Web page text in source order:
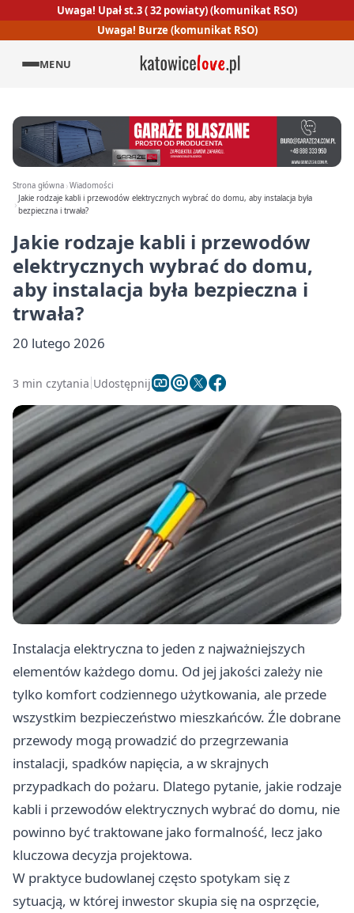
Uwaga! Upał st.3 ( 32 powiaty) (komunikat RSO)
Uwaga! Burze (komunikat RSO)
MENU
Strona główna Wiadomości
Jakie rodzaje kabli i przewodów elektrycznych wybrać do domu, aby instalacja była
bezpieczna i trwała?
Jakie rodzaje kabli i przewodów
elektrycznych wybrać do domu,
aby instalacja była bezpieczna i
trwała?
20 lutego 2026
3 min czytania Udostępnij
Instalacja elektryczna to jeden z najważniejszych
elementów każdego domu. Od jej jakości zależy nie
tylko komfort codziennego użytkowania, ale przede
wszystkim bezpieczeństwo mieszkańców. Źle dobrane
przewody mogą prowadzić do przegrzewania
instalacji, spadków napięcia, a w skrajnych
przypadkach do pożaru. Dlatego pytanie, jakie rodzaje
kabli i przewodów elektrycznych wybrać do domu, nie
powinno być traktowane jako formalność, lecz jako
kluczowa decyzja projektowa.
W praktyce budowlanej często spotykam się z
sytuacją, w której inwestor skupia się na osprzęcie,